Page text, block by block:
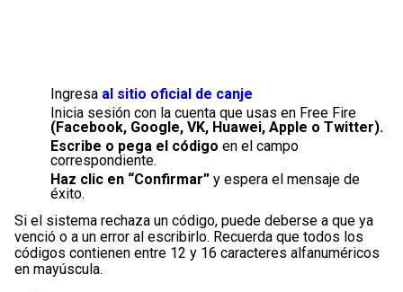
Ingresa al sitio oficial de canje
Inicia sesión con la cuenta que usas en Free Fire
(Facebook, Google, VK, Huawei, Apple o Twitter).
Escribe o pega el código en el campo
correspondiente.
Haz clic en “Confirmar” y espera el mensaje de
éxito.
Si el sistema rechaza un código, puede deberse a que ya
venció o a un error al escribirlo. Recuerda que todos los
códigos contienen entre 12 y 16 caracteres alfanuméricos
en mayúscula.